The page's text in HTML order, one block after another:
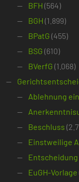
BFH (564)
BGH (1.899)
BPatG (455)
BSG (610)
BVerfG (1.068)
Ablehnung
Beschluss
Einstweilige
Entscheidung
EuGH-Vorlage